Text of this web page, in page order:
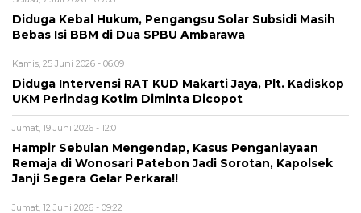
Diduga Kebal Hukum, Pengangsu Solar Subsidi Masih
Bebas Isi BBM di Dua SPBU Ambarawa
Kamis, 25 Juni 2026 - 06:09
Diduga Intervensi RAT KUD Makarti Jaya, Plt. Kadiskop
UKM Perindag Kotim Diminta Dicopot
Jumat, 19 Juni 2026 - 12:01
Hampir Sebulan Mengendap, Kasus Penganiayaan
Remaja di Wonosari Patebon Jadi Sorotan, Kapolsek
Janji Segera Gelar Perkara!!
Jumat, 12 Juni 2026 - 09:22